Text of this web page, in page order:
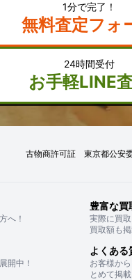
1分で完了！
無料査定フォ
24時間受付
お手軽LINE
古物商許可証 東京都公安
へ！
豊富な買
実際に買
買取額も掲
開中！
よくある
お客様か
とめて掲